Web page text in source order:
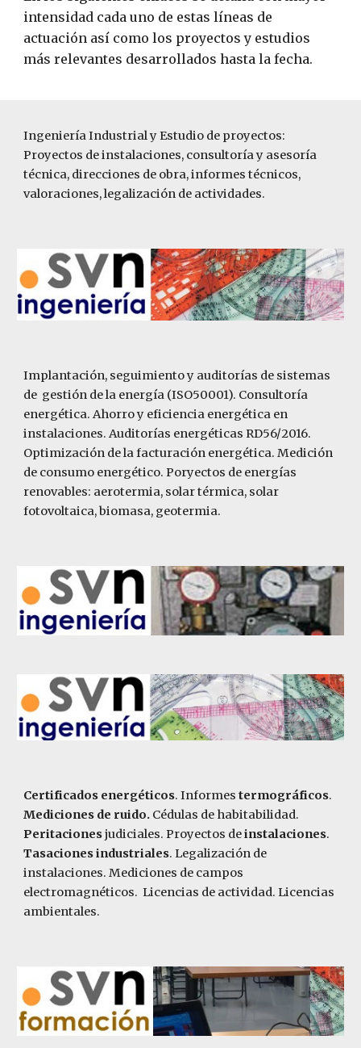
intensidad cada uno de estas líneas de
actuación así como los proyectos y estudios
más relevantes desarrollados hasta la fecha.
Ingeniería Industrial y Estudio de proyectos:
Proyectos de instalaciones, consultoría y asesoría
técnica, direcciones de obra, informes técnicos,
valoraciones, legalización de actividades.
Implantación, seguimiento y auditorías de sistemas
de gestión de la energía (ISO50001). Consultoría
energética. Ahorro y eficiencia energética en
instalaciones. Auditorías energéticas RD56/2016.
Optimización de la facturación energética. Medición
de consumo energético. Poryectos de energías
renovables: aerotermia, solar térmica, solar
fotovoltaica, biomasa, geotermia.
Certificados energéticos. Informestermográficos.
Mediciones de ruido. Cédulas de habitabilidad.
Peritacionesjudiciales. Proyectos deinstalaciones.
Tasaciones industriales. Legalización de
instalaciones. Mediciones de campos
electromagnéticos. Licencias de actividad. Licencias
ambientales.